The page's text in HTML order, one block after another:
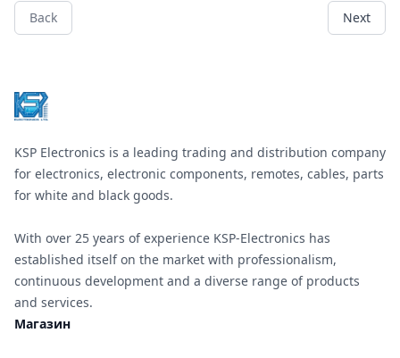
&#x447;&#x440;&#x435;&#x437;
1080i, 1080p; 3D
&#x414;&#x430; ;
&#x412;&#x445;&#x43E;&#x434;:
Back Next
KSP Electronics is a leading trading and distribution company
for electronics, electronic components, remotes, cables, parts
for white and black goods.
With over 25 years of experience KSP-Electronics has
established itself on the market with professionalism,
continuous development and a diverse range of products
and services.
Магазин